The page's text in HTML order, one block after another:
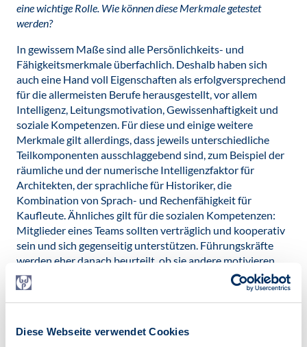
Diese Webseite verwendet Cookies
eine wichtige Rolle. Wie können diese Merkmale getestet
werden?
In gewissem Maße sind alle Persönlichkeits- und
Fähigkeitsmerkmale überfachlich. Deshalb haben sich
auch eine Hand voll Eigenschaften als erfolgversprechend
für die allermeisten Berufe herausgestellt, vor allem
Intelligenz, Leitungsmotivation, Gewissenhaftigkeit und
soziale Kompetenzen. Für diese und einige weitere
Merkmale gilt allerdings, dass jeweils unterschiedliche
Teilkomponenten ausschlaggebend sind, zum Beispiel der
räumliche und der numerische Intelligenzfaktor für
Architekten, der sprachliche für Historiker, die
Kombination von Sprach- und Rechenfähigkeit für
Kaufleute. Ähnliches gilt für die sozialen Kompetenzen:
Mitglieder eines Teams sollten verträglich und kooperativ
sein und sich gegenseitig unterstützen. Führungskräfte
werden eher danach beurteilt, ob sie andere motivieren,
koordinieren und überzeugen können.
Messbar ist zum Glück jedes menschliche Merkmal. Nicht
besser, wenn man mehrere unterschiedliche Verfahren